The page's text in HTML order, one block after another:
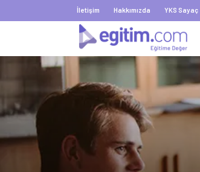
İletişim Hakkımızda YKS Sayaç